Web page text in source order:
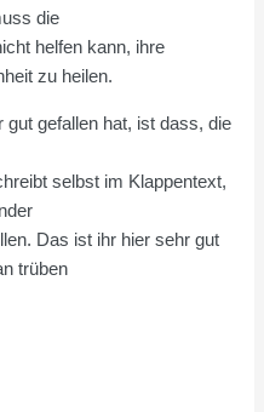
die
helfen kann, ihre
zu heilen.
gefallen hat, ist dass, die
selbst im Klappentext,
Das ist ihr hier sehr gut
trüben